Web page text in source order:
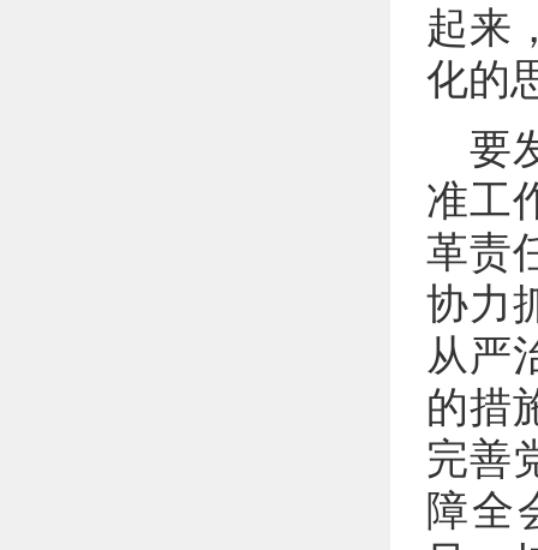
起来
化的
要
准工
革责
协力
从严
的措
完善
障全